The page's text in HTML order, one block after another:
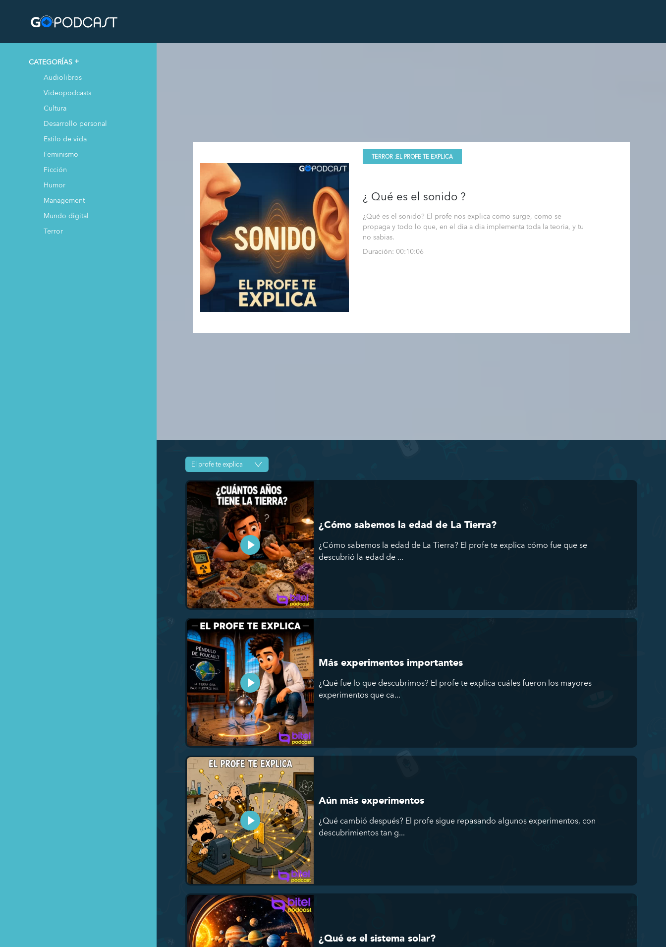
CATEGORÍAS
Audiolibros
Videopodcasts
Cultura
Desarrollo personal
Estilo de vida
Feminismo
Ficción
Humor
Management
Mundo digital
Terror
TERROR :EL PROFE TE EXPLICA
¿ Qué es el sonido ?
¿Qué es el sonido? El profe nos explica como surge, como se
propaga y todo lo que, en el dia a dia implementa toda la teoria, y tu
no sabias.
Duración: 00:10:06
¿Cómo sabemos la edad de La Tierra?
¿Cómo sabemos la edad de La Tierra? El profe te explica cómo fue que se
descubrió la edad de ...
Más experimentos importantes
¿Qué fue lo que descubrimos? El profe te explica cuáles fueron los mayores
experimentos que ca...
Aún más experimentos
¿Qué cambió después? El profe sigue repasando algunos experimentos, con
descubrimientos tan g...
¿Qué es el sistema solar?